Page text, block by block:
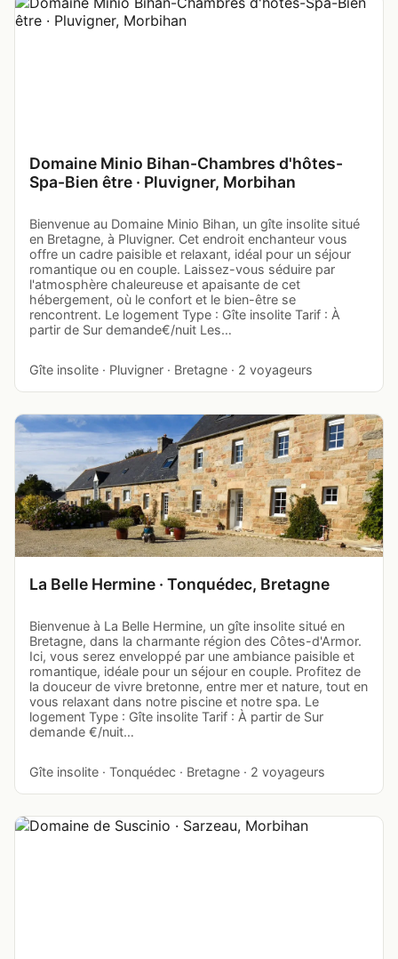
Domaine Minio Bihan-Chambres d'hôtes-
Spa-Bien être · Pluvigner, Morbihan
Bienvenue au Domaine Minio Bihan, un gîte insolite situé
en Bretagne, à Pluvigner. Cet endroit enchanteur vous
offre un cadre paisible et relaxant, idéal pour un séjour
romantique ou en couple. Laissez-vous séduire par
l'atmosphère chaleureuse et apaisante de cet
hébergement, où le confort et le bien-être se
rencontrent. Le logement Type : Gîte insolite Tarif : À
partir de Sur demande€/nuit Les…
Gîte insolite · Pluvigner · Bretagne · 2 voyageurs
La Belle Hermine · Tonquédec, Bretagne
Bienvenue à La Belle Hermine, un gîte insolite situé en
Bretagne, dans la charmante région des Côtes-d'Armor.
Ici, vous serez enveloppé par une ambiance paisible et
romantique, idéale pour un séjour en couple. Profitez de
la douceur de vivre bretonne, entre mer et nature, tout en
vous relaxant dans notre piscine et notre spa. Le
logement Type : Gîte insolite Tarif : À partir de Sur
demande €/nuit…
Gîte insolite · Tonquédec · Bretagne · 2 voyageurs